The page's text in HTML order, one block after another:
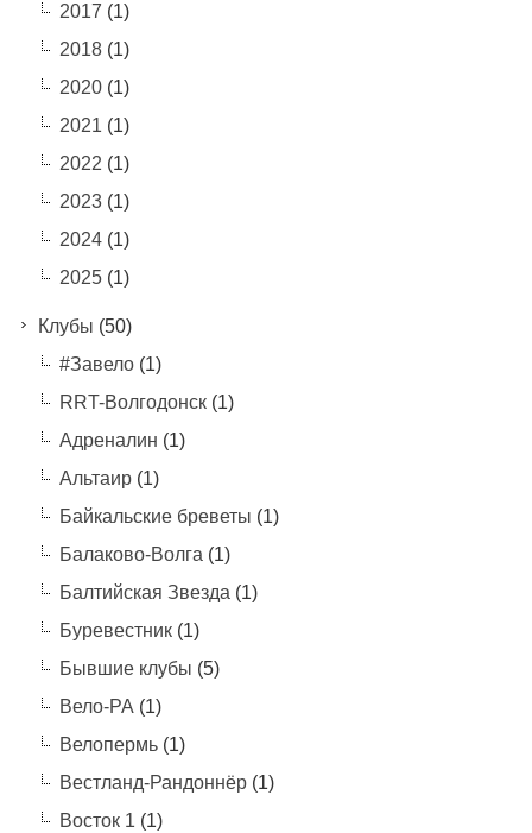
2017 (1)
2018(1)
2020(1)
2021(1)
2022 (1)
2023(1)
2024(1)
2025(1)
Клубы (50)
#Завело(1)
RRT-Волгодонск(1)
Адреналин (1)
Альтаир(1)
Байкальские бреветы (1)
Балаково-Волга(1)
Балтийская Звезда(1)
Буревестник(1)
Бывшие клубы (5)
Вело-РА(1)
Велопермь(1)
Вестланд-Рандоннёр(1)
Восток 1(1)